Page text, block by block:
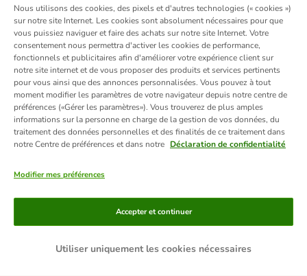
Moyens de paiement
Nous utilisons des cookies, des pixels et d'autres technologies (« cookies »)
sur notre site Internet. Les cookies sont absolument nécessaires pour que
vous puissiez naviguer et faire des achats sur notre site Internet. Votre
consentement nous permettra d'activer les cookies de performance,
fonctionnels et publicitaires afin d'améliorer votre expérience client sur
notre site internet et de vous proposer des produits et services pertinents
pour vous ainsi que des annonces personnalisées. Vous pouvez à tout
moment modifier les paramètres de votre navigateur depuis notre centre de
préférences («Gérer les paramètres»). Vous trouverez de plus amples
informations sur la personne en charge de la gestion de vos données, du
traitement des données personnelles et des finalités de ce traitement dans
notre Centre de préférences et dans notre Déclaration de confidentialité
Modifier mes préférences
Utiliser uniquement les cookies nécessaires
Accepter et continuer